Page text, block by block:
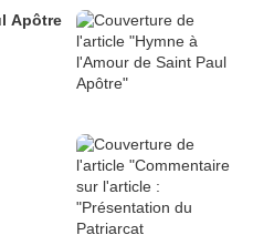
Apôtre